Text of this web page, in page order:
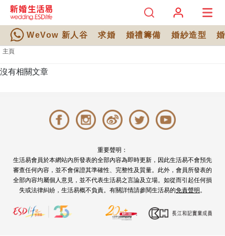
WeVow 新人谷 求婚 婚禮籌備 婚紗造型
主頁
沒有相關文章
重要聲明：
生活易會員於本網站內所發表的全部內容為即時更新，因此生活易不會預先
審查任何內容，並不會保證其準確性、完整性及質量。此外，會員所發表的
全部內容均屬個人意見，並不代表生活易之言論及立場。如從而引起任何損
失或法律糾紛，生活易概不負責。有關詳情請參閱生活易的免責聲明 。